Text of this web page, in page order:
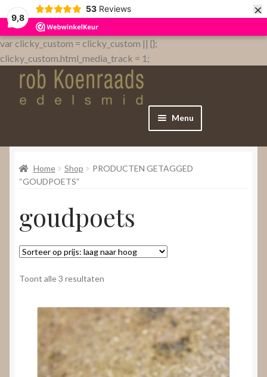
9,8
53 Reviews ×
var clicky_custom = clicky_custom || {};
clicky_custom.html_media_track = 1;
Menu
Home
WebShop
Nieuws
Video’s
uitvouwen
Home Shop
PRODUCTEN GETAGGED
“GOUDPOETS”
goudpoets
Toont alle 3 resultaten
laag
hoog